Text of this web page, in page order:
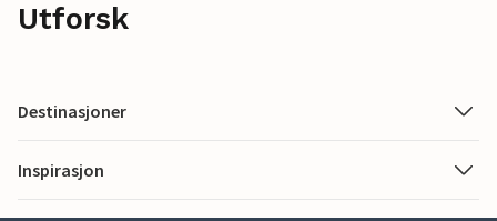
Utforsk
Destinasjoner
Inspirasjon